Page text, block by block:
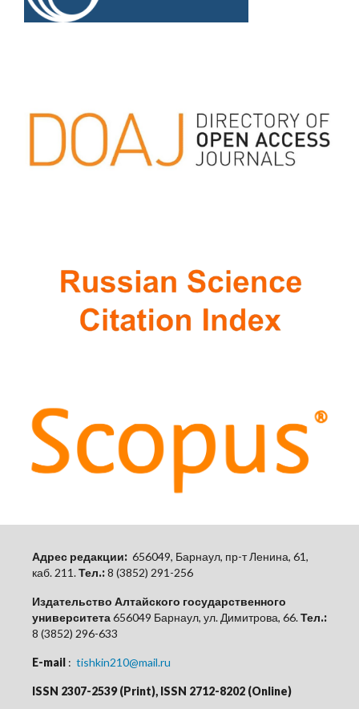
Адрес редакции: 656049, Барнаул, пр-т Ленина, 61,
каб. 211.Тел.:8 (3852) 291-256
Издательство Алтайского государственного
университета656049 Барнаул, ул. Димитрова, 66.Тел.:
8 (3852) 296-633
E-mail : tishkin210@mail.ru
ISSN 2307-2539 (Print), ISSN 2712-8202 (Online)